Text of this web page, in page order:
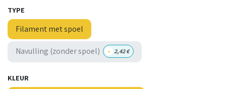
TYPE
Filament met spoel
Navulling (zonder spoel) - 2,42€
KLEUR